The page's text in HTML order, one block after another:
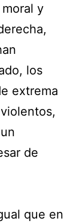
y
los
extrema
de
que en